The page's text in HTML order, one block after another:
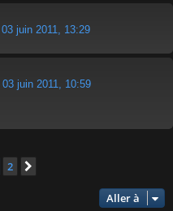
03 juin 2011, 13:29
03 juin 2011, 10:59
2
Aller à